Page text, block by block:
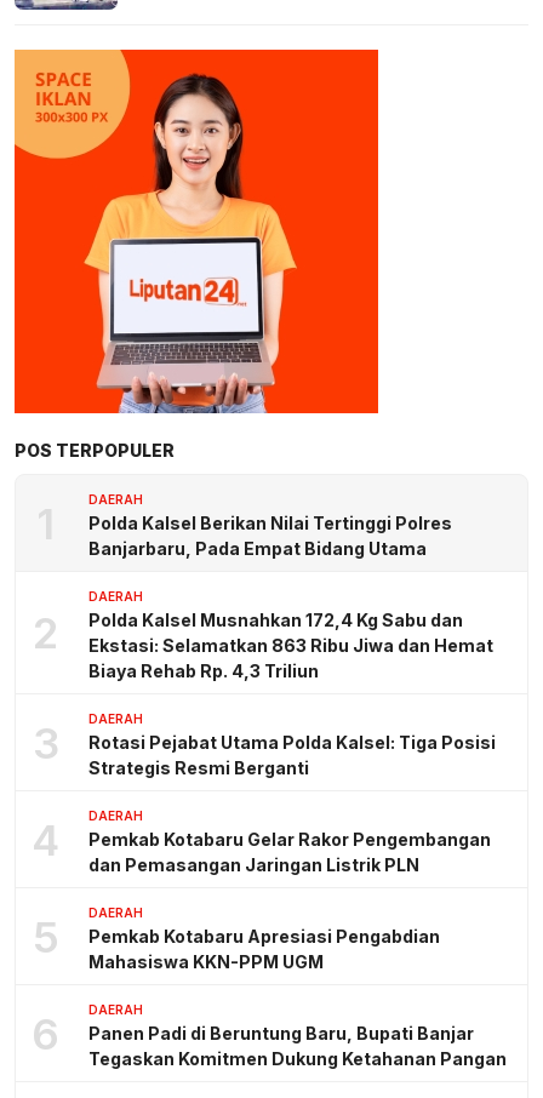
POS TERPOPULER
1 DAERAH
Polda Kalsel Berikan Nilai Tertinggi Polres
Banjarbaru, Pada Empat Bidang Utama
2
DAERAH
Polda Kalsel Musnahkan 172,4 Kg Sabu dan
Ekstasi: Selamatkan 863 Ribu Jiwa dan Hemat
Biaya Rehab Rp. 4,3 Triliun
3 DAERAH
Rotasi Pejabat Utama Polda Kalsel: Tiga Posisi
Strategis Resmi Berganti
4 DAERAH
Pemkab Kotabaru Gelar Rakor Pengembangan
dan Pemasangan Jaringan Listrik PLN
5 DAERAH
Pemkab Kotabaru Apresiasi Pengabdian
Mahasiswa KKN-PPM UGM
6 DAERAH
Panen Padi di Beruntung Baru, Bupati Banjar
Tegaskan Komitmen Dukung Ketahanan Pangan